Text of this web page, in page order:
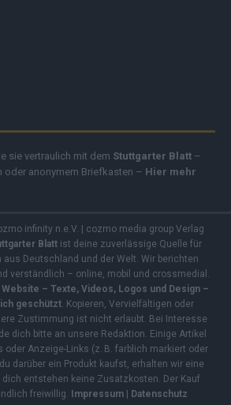
sie vertraulich mit dem Stuttgarter Blatt –
oder anonymem Briefkasten – Hier mehr
infinity n.e.V. | cozmo media group Verlag
Blatt ist deine zuverlässige Quelle für
Deutschland und der Welt. Wir berichten
verständlich – online, mobil und crossmedial.
– Texte, Videos, Logos und Design –
geschützt. Kopieren, Vervielfältigen oder
Zustimmung ist nicht erlaubt. Bei Interesse
dich bitte an unsere Redaktion. Einige Artikel
oder Anzeige-Links (z. B. farblich markiert oder
darüber ein Produkt kaufst, erhalten wir eine
entstehen keine Zusatzkosten. Der Kauf
freiwillig. Impressum | Datenschutz